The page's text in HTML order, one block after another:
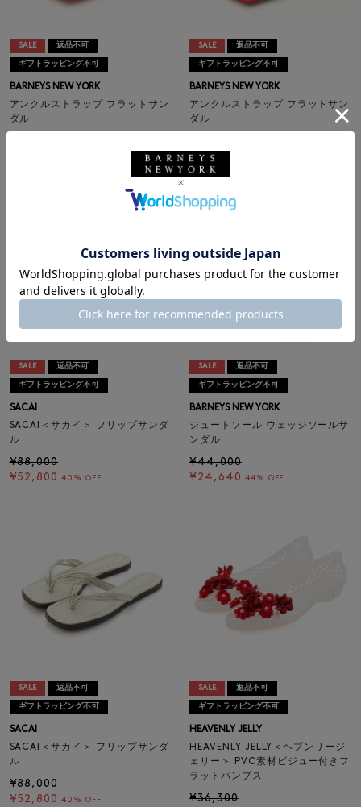
SALE 返品不可
ギフトラッピング不可
BARNEYS NEW YORK
アンクルストラップ フラットサン
ダル
SALE 返品不可
ギフトラッピング不可
BARNEYS NEW YORK
アンクルストラップ フラットサン
ダル
¥16,632
SALE 返品不可
ギフトラッピング不可
SACAI
SACAI＜サカイ＞ フリップサンダ
ル
¥88,000
¥52,800 40% OFF
SALE 返品不可
ギフトラッピング不可
BARNEYS NEW YORK
ジュートソール ウェッジソールサ
ンダル
¥44,000
¥24,640 44% OFF
SALE 返品不可
ギフトラッピング不可
SACAI
SACAI＜サカイ＞ フリップサンダ
ル
¥88,000
¥52,800 40% OFF
SALE 返品不可
ギフトラッピング不可
HEAVENLY JELLY
HEAVENLY JELLY＜ヘブンリージ
ェリー＞ PVC素材ビジュー付きフ
ラットパンプス
¥36,300